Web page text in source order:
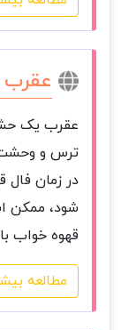
عقرب
عقرب یک
ترس و وحشت
در زمان فال
شود، ممکن
قهوه خواب
مطالعه